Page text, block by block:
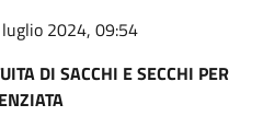
2024, 09:54
DI SACCHI E SECCHI PER